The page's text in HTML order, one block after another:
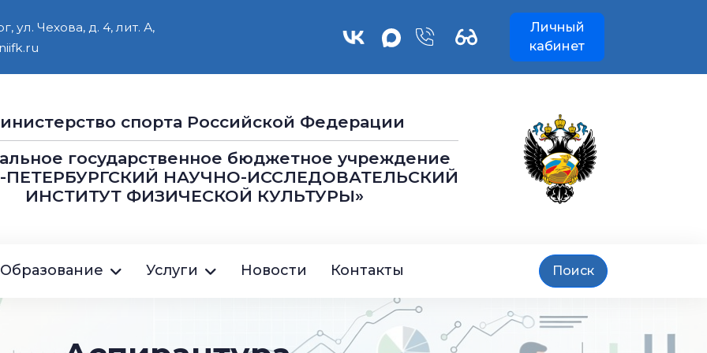
ул. Чехова, д. 4, лит. А,
Личный
кабинет
cпорта Российской Федерации
государственное бюджетное учреждение
ПЕТЕРБУРГСКИЙ НАУЧНО-ИССЛЕДОВАТЕЛЬСКИЙ
ИНСТИТУТ ФИЗИЧЕСКОЙ КУЛЬТУРЫ»
Образование Услуги Новости Контакты Поиск